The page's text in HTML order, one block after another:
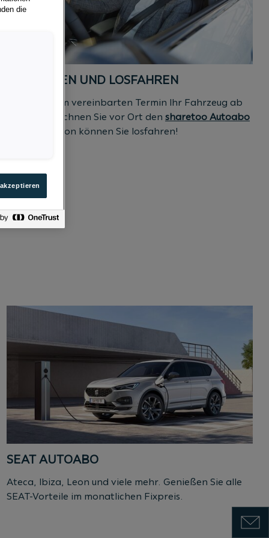
Zeige
3. ABHOLEN UND LOSFAHREN
Holen Sie zum vereinbarten Termin Ihr Fahrzeug ab
und unterzeichnen Sie vor Ort den sharetoo Autoabo
Vertrag. Schon können Sie losfahren!
SEAT AUTOABO
Ateca, Ibiza, Leon und viele mehr. Genießen Sie alle
SEAT-Vorteile im monatlichen Fixpreis.
die